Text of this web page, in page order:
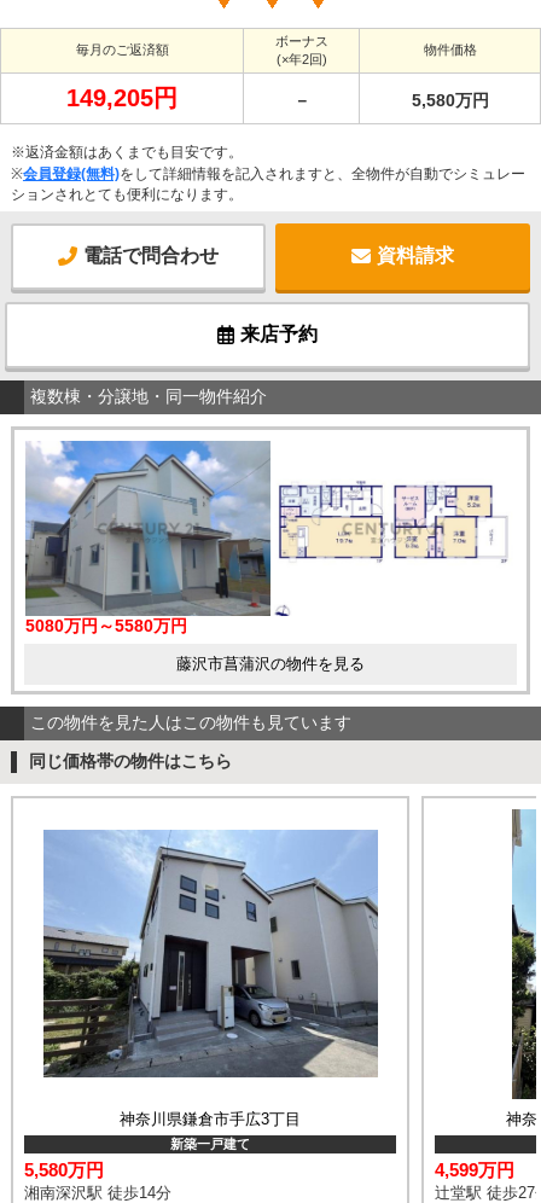
毎月のご返済額
ボーナス
(×年2回)
物件価格
149,205円 － 5,580万円
※返済金額はあくまでも目安です。
※会員登録(無料)をして詳細情報を記入されますと、全物件が自動でシミュレー
ションされとても便利になります。
電話で問合わせ 資料請求
来店予約
複数棟・分譲地・同一物件紹介
5080万円～5580万円
藤沢市菖蒲沢の物件を見る
この物件を見た人はこの物件も見ています
同じ価格帯の物件はこちら
神奈川県鎌倉市手広3丁目
新築一戸建て
5,580万円
湘南深沢駅 徒歩14分
神奈
4,599万円
辻堂駅 徒歩27